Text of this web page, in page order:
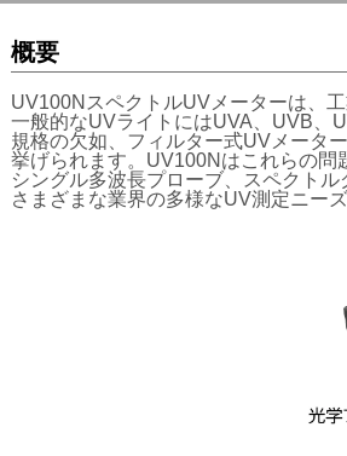
概要
UV100NスペクトルUVメーターは、
一般的なUVライトにはUVA、UVB、
規格の欠如、フィルター式UVメータ
挙げられます。UV100Nはこれらの問
シングル多波長プローブ、スペクト
さまざまな業界の多様なUV測定ニー